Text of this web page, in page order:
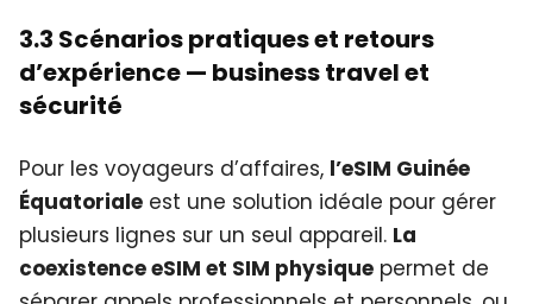
3.3 Scénarios pratiques et retours
d’expérience — business travel et
sécurité
Pour les voyageurs d’affaires, l’eSIM Guinée
Équatoriale est une solution idéale pour gérer
plusieurs lignes sur un seul appareil. La
coexistence eSIM et SIM physique permet de